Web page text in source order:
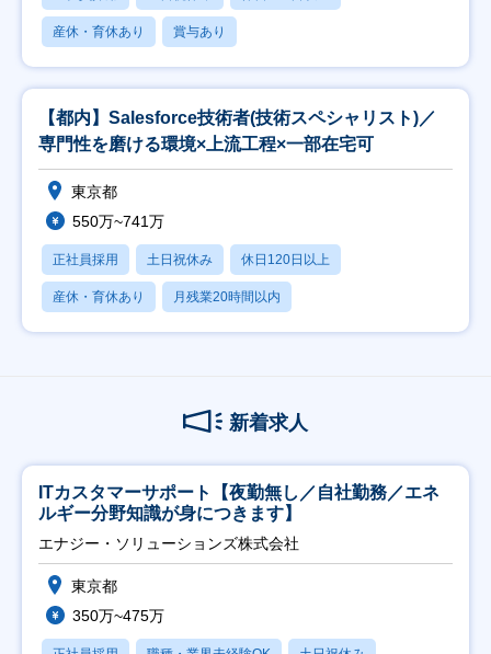
産休・育休あり 賞与あり
【都内】Salesforce技術者(技術スペシャリスト)／
専門性を磨ける環境×上流工程×一部在宅可
東京都
550万~741万
正社員採用 土日祝休み 休日120日以上
産休・育休あり 月残業20時間以内
新着求人
ITカスタマーサポート【夜勤無し／自社勤務／エネ
ルギー分野知識が身につきます】
エナジー・ソリューションズ株式会社
東京都
350万~475万